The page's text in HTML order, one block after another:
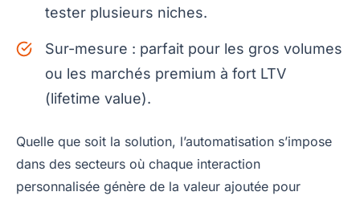
tester plusieurs niches.
Sur-mesure : parfait pour les gros volumes
ou les marchés premium à fort LTV
(lifetime value).
Quelle que soit la solution, l’automatisation s’impose
dans des secteurs où chaque interaction
personnalisée génère de la valeur ajoutée pour